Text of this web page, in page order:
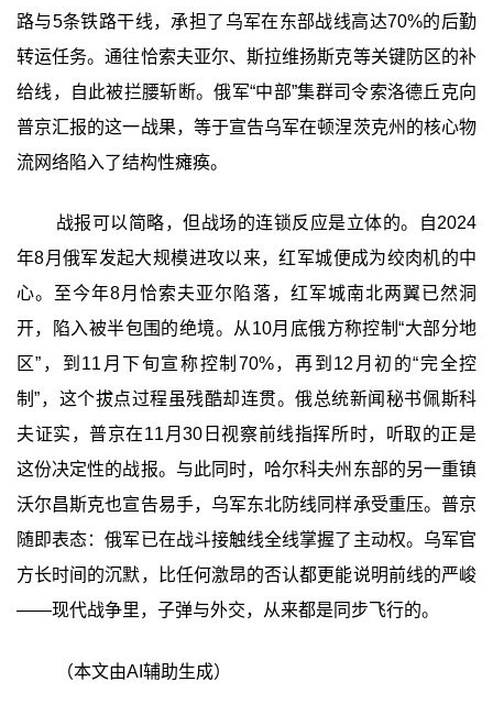
路与5条铁路干线，承担了乌军在东部战线高达70%的后勤
转运任务。通往恰索夫亚尔、斯拉维扬斯克等关键防区的补
给线，自此被拦腰斩断。俄军“中部”集群司令索洛德丘克向
普京汇报的这一战果，等于宣告乌军在顿涅茨克州的核心物
流网络陷入了结构性瘫痪。
战报可以简略，但战场的连锁反应是立体的。自2024
年8月俄军发起大规模进攻以来，红军城便成为绞肉机的中
心。至今年8月恰索夫亚尔陷落，红军城南北两翼已然洞
开，陷入被半包围的绝境。从10月底俄方称控制“大部分地
区”，到11月下旬宣称控制70%，再到12月初的“完全控
制”，这个拔点过程虽残酷却连贯。俄总统新闻秘书佩斯科
夫证实，普京在11月30日视察前线指挥所时，听取的正是
这份决定性的战报。与此同时，哈尔科夫州东部的另一重镇
沃尔昌斯克也宣告易手，乌军东北防线同样承受重压。普京
随即表态：俄军已在战斗接触线全线掌握了主动权。乌军官
方长时间的沉默，比任何激昂的否认都更能说明前线的严峻
——现代战争里，子弹与外交，从来都是同步飞行的。
（本文由AI辅助生成）